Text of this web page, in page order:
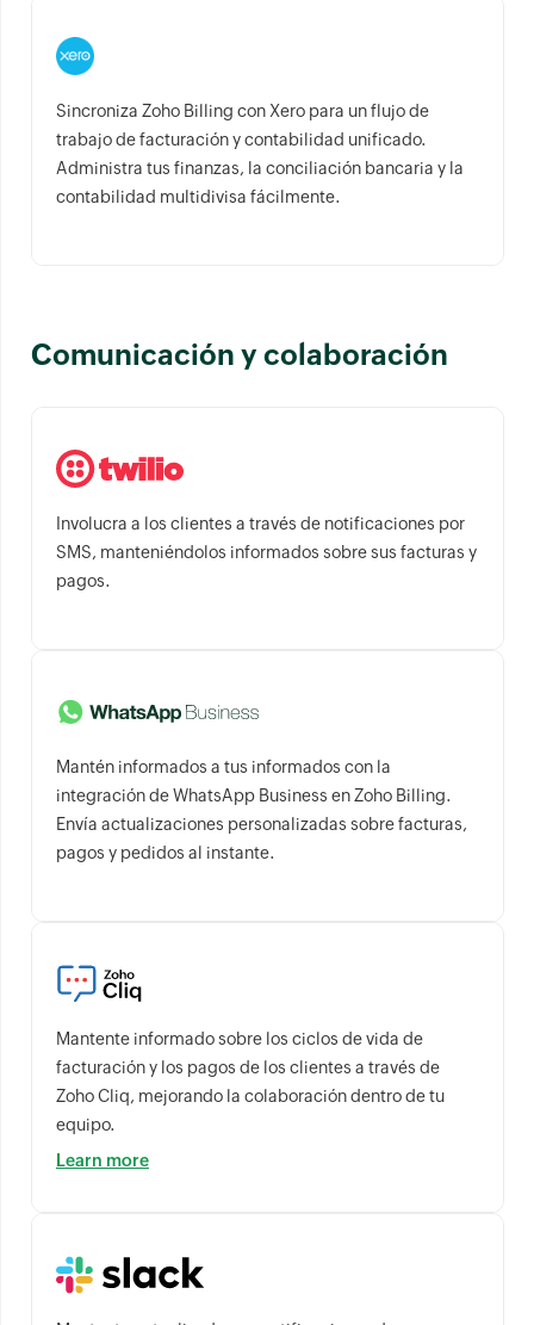
Sincroniza Zoho Billing con Xero para un flujo de
trabajo de facturación y contabilidad unificado.
Administra tus finanzas, la conciliación bancaria y la
contabilidad multidivisa fácilmente.
Comunicación y colaboración
Involucra a los clientes a través de notificaciones por
SMS, manteniéndolos informados sobre sus facturas y
pagos.
Mantén informados a tus informados con la
integración de WhatsApp Business en Zoho Billing.
Envía actualizaciones personalizadas sobre facturas,
pagos y pedidos al instante.
Mantente informado sobre los ciclos de vida de
facturación y los pagos de los clientes a través de
Zoho Cliq, mejorando la colaboración dentro de tu
equipo.
Learn more